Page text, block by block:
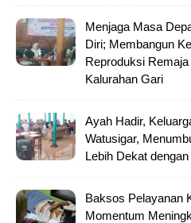
Menjaga Masa
Diri; Membangun
Reproduksi
Kalurahan Gari
Ayah Hadir,
Watusigar,
Lebih Dekat
Baksos Pelayanan
Momentum